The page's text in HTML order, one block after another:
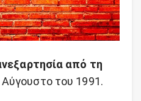
από τη
Αύγουστο του 1991.